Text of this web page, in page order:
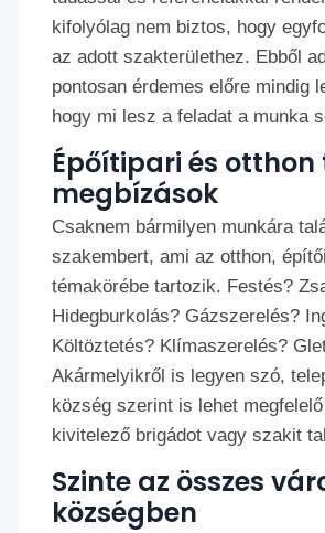
kifolyólag nem biztos, hogy
az adott szakterülethez. Ebből
pontosan érdemes előre mindig
hogy mi lesz a feladat a munka
Épőítipari és
megbízások
Csaknem bármilyen munkára
szakembert, ami az otthon,
témakörébe tartozik. Festés?
Hidegburkolás? Gázszerelés?
Költöztetés? Klímaszerelés?
Akármelyikről is legyen szó,
község szerint is lehet
kivitelező brigádot vagy szakit
Szinte az összes
községben